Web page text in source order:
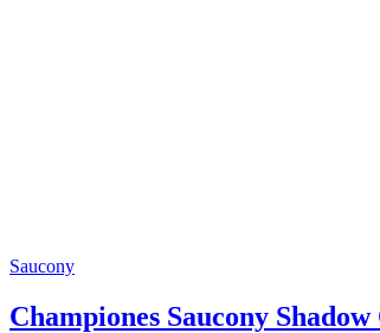
Saucony
Championes Saucony